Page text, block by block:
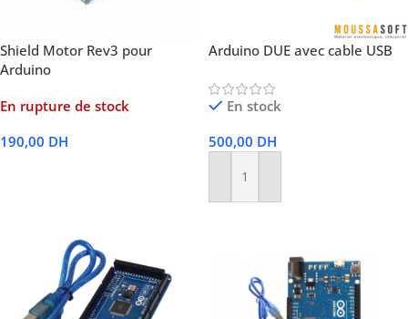
Shield Motor Rev3 pour
Arduino
En rupture de stock
190,00 DH
Arduino DUE avec cable USB
En stock
500,00 DH
Ajouter Au Panier